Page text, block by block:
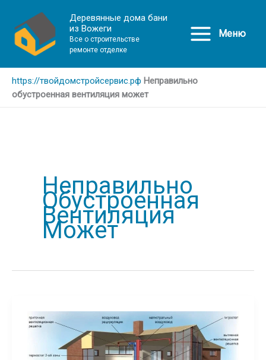
Деревянные дома бани
из Вожеги
Все о строительстве
ремонте отделке
Меню
https://твойдомстройсервис.рф Неправильно
обустроенная вентиляция может
Неправильно
Обустроенная
Вентиляция
Может